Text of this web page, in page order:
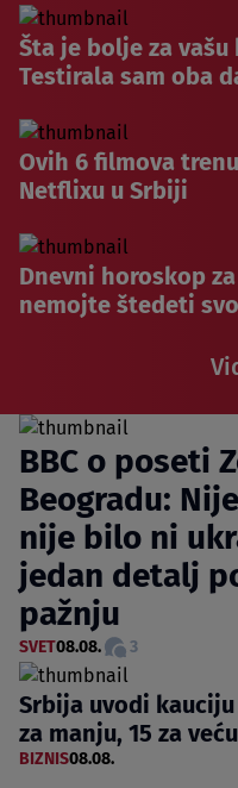
Šta je bolje za
Testirala sam oba
Ovih 6 filmova
Netflixu u Srbiji
Dnevni horoskop
nemojte štedeti
BBC o poseti
Beogradu:
nije bilo ni
jedan detalj
pažnju
SVET08.08. 3
Srbija uvodi
za manju, 15 za
BIZNIS08.08.